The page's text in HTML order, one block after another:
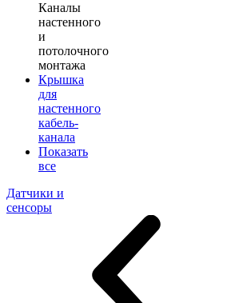
Каналы
настенного
и
потолочного
монтажа
Крышка
для
настенного
кабель-
канала
Показать
все
Датчики и
сенсоры